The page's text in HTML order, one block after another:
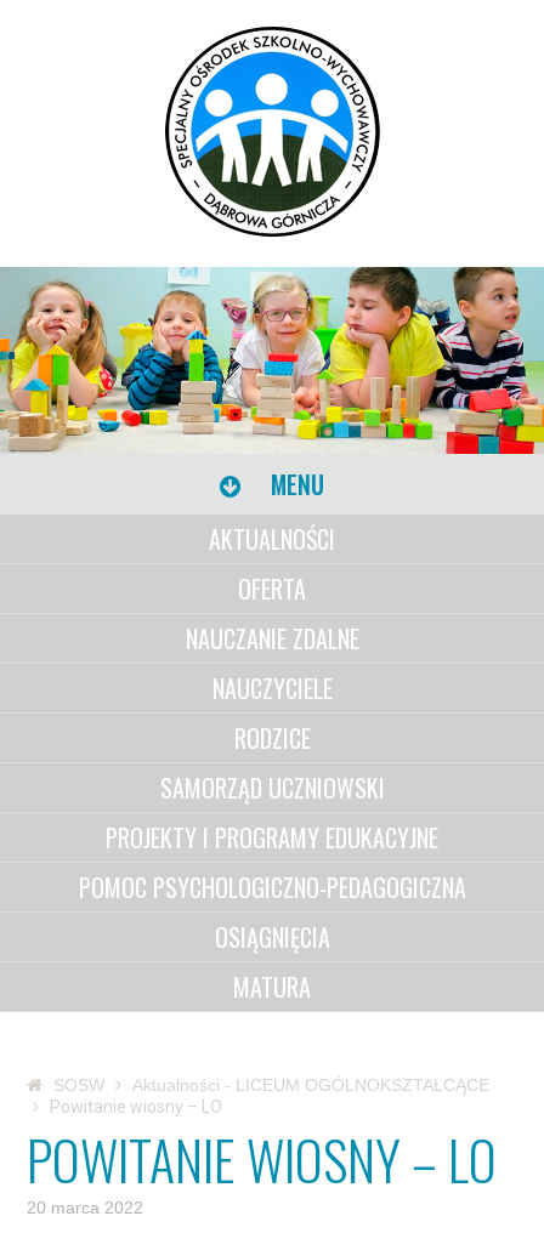
MENU
AKTUALNOŚCI
OFERTA
NAUCZANIE ZDALNE
NAUCZYCIELE
RODZICE
SAMORZĄD UCZNIOWSKI
PROJEKTY I PROGRAMY EDUKACYJNE
POMOC PSYCHOLOGICZNO-PEDAGOGICZNA
OSIĄGNIĘCIA
MATURA
SOSW
Aktualności - LICEUM OGÓLNOKSZTAŁCĄCE
Powitanie wiosny – LO
POWITANIE WIOSNY – LO
20 marca 2022